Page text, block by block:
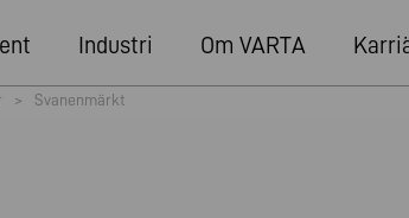
Industri Om VARTA
> Svanenmärkt